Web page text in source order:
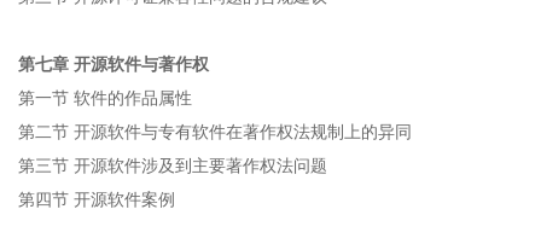
第七章 开源软件与著作权
第一节 软件的作品属性
第二节 开源软件与专有软件在著作权法规制上的异同
第三节 开源软件涉及到主要著作权法问题
第四节 开源软件案例